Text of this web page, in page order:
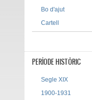
Bo d'ajut
Cartell
PERÍODE HISTÒRIC
Segle XIX
1900-1931